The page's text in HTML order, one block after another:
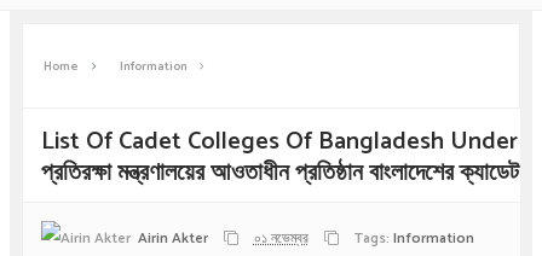
Home Information
List Of Cadet Colleges Of Bangladesh Under
প্রতিরক্ষা মন্ত্রণালয়ের আওতাধীন প্রতিষ্ঠান বাংলাদেশের ক্যাডেট
Airin Akter ০১ নভেম্বর Tags: Information